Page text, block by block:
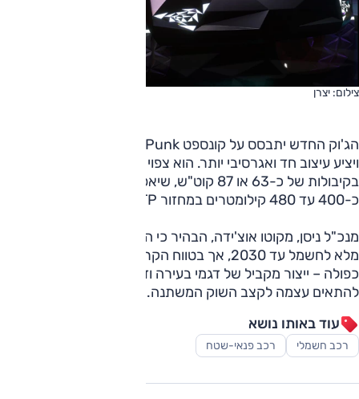
צילום: יצרן
ויציע עיצוב חד ואגרסיבי יותר. הוא צפוי להגיע עם סוללות
בקיבולות של כ-63 או 87 קוט"ש, שיאפשרו טווח נסיעה סביר של
כ-400 עד 480 קילומטרים במחזור WLTP.
מנכ"ל ניסן, מקוטו אוצ'ידה, הבהיר כי החברה מחויבת למעבר
מלא לחשמל עד 2030, אך בטווח הקרוב תשמור על אסטרטגיה
כפולה – ייצור מקביל של דגמי בעירה ודגמים חשמליים – כדי
להתאים עצמה לקצב השוק המשתנה.
עוד באותו נושא
רכב חשמלי רכב פנאי-שטח